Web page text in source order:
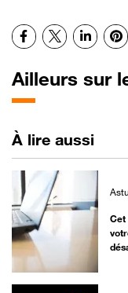
Facebook
X
Ailleurs sur
À lire aussi
Cet